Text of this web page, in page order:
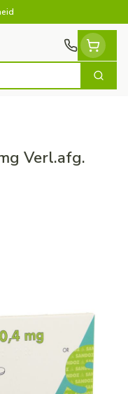
Zoek
Verl.afg.